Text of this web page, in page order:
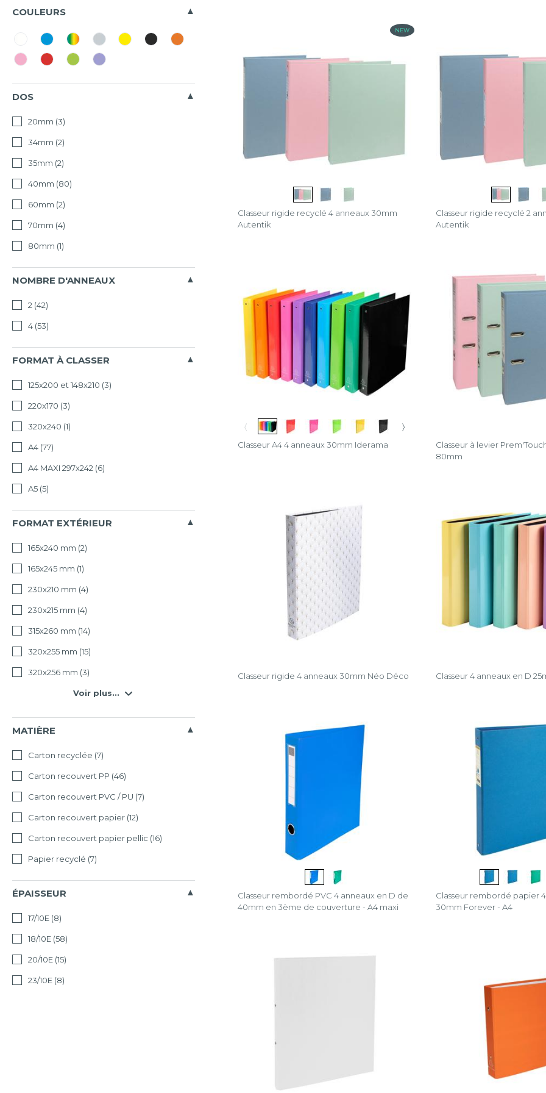
COULEURS
DOS
20mm (3)
34mm (2)
35mm (2)
40mm (80)
60mm (2)
70mm (4)
80mm (1)
NOMBRE D'ANNEAUX
2 (42)
4 (53)
FORMAT À CLASSER
125x200 et 148x210 (3)
220x170 (3)
320x240 (1)
A4 (77)
A4 MAXI 297x242 (6)
A5 (5)
FORMAT EXTÉRIEUR
165x240 mm (2)
165x245 mm (1)
230x210 mm (4)
230x215 mm (4)
315x260 mm (14)
320x255 mm (15)
320x256 mm (3)
Voir plus...
MATIÈRE
Carton recyclée (7)
Carton recouvert PP (46)
Carton recouvert PVC / PU (7)
Carton recouvert papier (12)
Carton recouvert papier pellic (16)
Papier recyclé (7)
ÉPAISSEUR
17/10E (8)
18/10E (58)
20/10E (15)
23/10E (8)
AutentiK
Vives
Effacer
la
NEW
Classeur rigide recyclé 4 anneaux 30mm
Autentik
Classeur rigide recyclé 2
Autentik
〈
〉
Classeur A4 4 anneaux 30mm Iderama
Classeur à levier
80mm
Classeur rigide 4 anneaux 30mm Néo Déco Classeur 4 anneaux en D
Classeur rembordé PVC 4 anneaux en D de
40mm en 3ème de couverture - A4 maxi
Classeur rembordé papier
30mm Forever - A4